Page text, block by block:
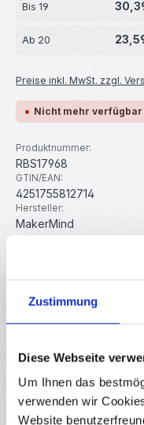
Zustimmung
Diese Webseite
Um Ihnen das
verwenden wir
Website
Bis 19
Ab 20
Preise inkl. MwSt. zzgl.
Nicht mehr verfügbar
Produktnummer:
RBS17968
GTIN/EAN:
4251755812714
Hersteller:
MakerMind
Beschreibung
Der PMS5003T
Feinstaubsensor mit
Eigenschaften
Downloads